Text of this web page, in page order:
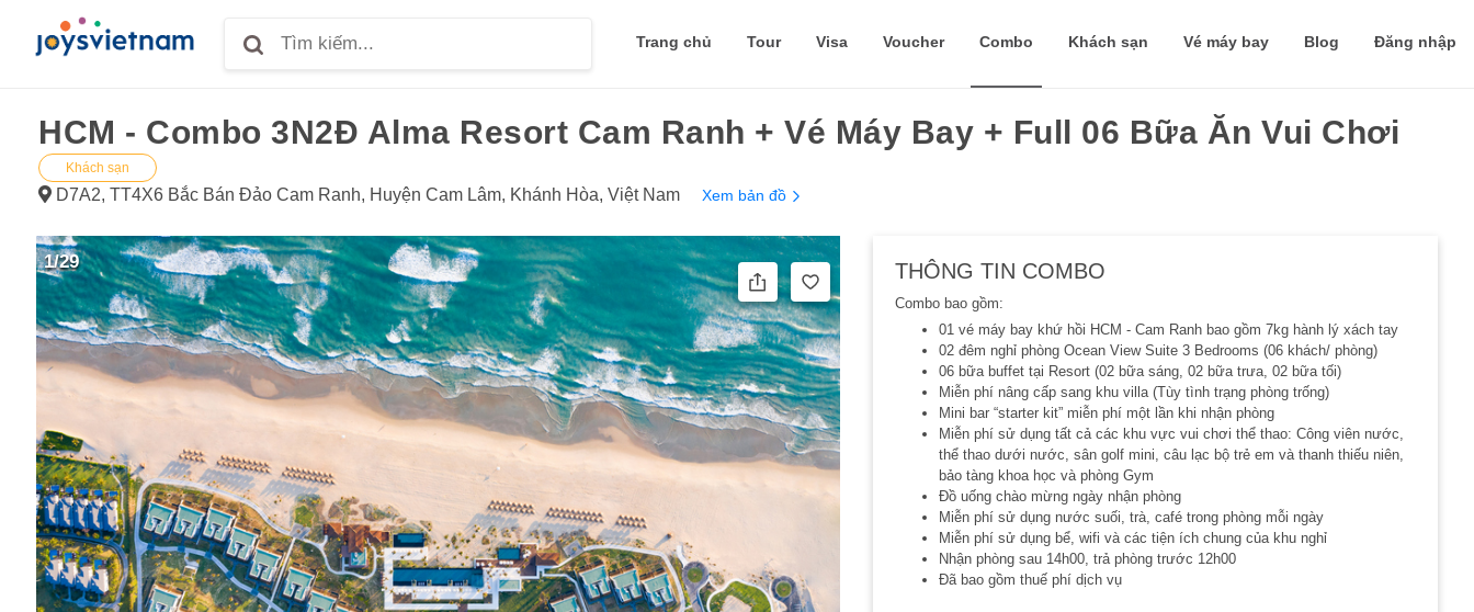
Trang chủ Tour Visa Voucher Combo Khách sạn Vé máy bay Blog Đăng nhập
HCM - Combo 3N2Đ Alma Resort Cam Ranh + Vé Máy Bay + Full 06 Bữa Ăn Vui Chơi
Khách sạn
D7A2, TT4X6 Bắc Bán Đảo Cam Ranh, Huyện Cam Lâm, Khánh Hòa, Việt Nam Xem bản đồ
1/29 THÔNG TIN COMBO
Combo bao gồm:
01 vé máy bay khứ hồi HCM - Cam Ranh bao gồm 7kg hành lý xách tay
02 đêm nghỉ phòng Ocean View Suite 3 Bedrooms (06 khách/ phòng)
06 bữa buffet tại Resort (02 bữa sáng, 02 bữa trưa, 02 bữa tối)
Miễn phí nâng cấp sang khu villa (Tùy tình trạng phòng trống)
Mini bar “starter kit” miễn phí một lần khi nhận phòng
Miễn phí sử dụng tất cả các khu vực vui chơi thể thao: Công viên nước,
thể thao dưới nước, sân golf mini, câu lạc bộ trẻ em và thanh thiếu niên,
bảo tàng khoa học và phòng Gym
Đồ uống chào mừng ngày nhận phòng
Miễn phí sử dụng nước suối, trà, café trong phòng mỗi ngày
Miễn phí sử dụng bể, wifi và các tiện ích chung của khu nghỉ
Nhận phòng sau 14h00, trả phòng trước 12h00
Đã bao gồm thuế phí dịch vụ